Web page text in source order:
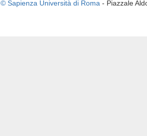
© Sapienza Università di Roma - Piazzale